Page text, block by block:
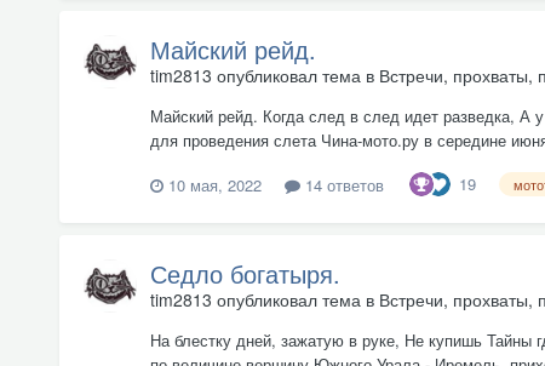
Майский рейд.
tim2813 опубликовал тема в Встречи, прохваты,
Майский рейд. Когда след в след идет разведка, А
для проведения слета Чина-мото.ру в середине
10 мая, 2022
14 ответов 19
Седло богатыря.
tim2813 опубликовал тема в Встречи, прохваты,
На блестку дней, зажатую в руке, Не купишь Тайны